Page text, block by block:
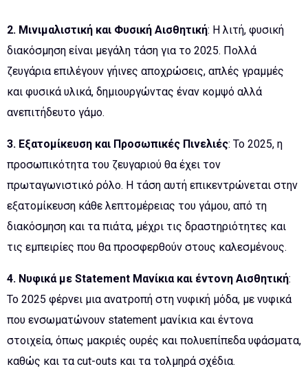
2. Μινιμαλιστική και Φυσική Αισθητική: Η λιτή, φυσική
διακόσμηση είναι μεγάλη τάση για το 2025. Πολλά
ζευγάρια επιλέγουν γήινες αποχρώσεις, απλές γραμμές
και φυσικά υλικά, δημιουργώντας έναν κομψό αλλά
ανεπιτήδευτο γάμο.
3. Εξατομίκευση και Προσωπικές Πινελιές: Το 2025, η
προσωπικότητα του ζευγαριού θα έχει τον
πρωταγωνιστικό ρόλο. Η τάση αυτή επικεντρώνεται στην
εξατομίκευση κάθε λεπτομέρειας του γάμου, από τη
διακόσμηση και τα πιάτα, μέχρι τις δραστηριότητες και
τις εμπειρίες που θα προσφερθούν στους καλεσμένους.
4. Νυφικά με Statement Μανίκια και έντονη Αισθητική:
Το 2025 φέρνει μια ανατροπή στη νυφική μόδα, με νυφικά
που ενσωματώνουν statement μανίκια και έντονα
στοιχεία, όπως μακριές ουρές και πολυεπίπεδα υφάσματα,
καθώς και τα cut-outs και τα τολμηρά σχέδια.